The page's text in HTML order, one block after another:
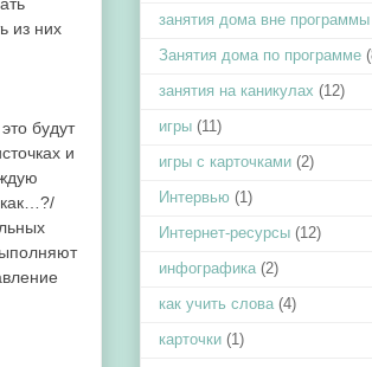
из них
будут
и
как…?/
занятия дома вне программы
Занятия дома по программе
занятия на каникулах (12)
игры (11)
игры с карточками (2)
Интервью (1)
Интернет-ресурсы (12)
инфографика (2)
как учить слова (4)
карточки (1)